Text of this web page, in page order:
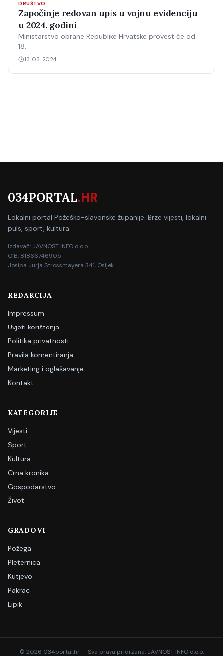
DRUŠTVO
Započinje redovan upis u vojnu evidenciju
u 2024. godini
Ministarstvo obrane Republike Hrvatske provest će od
18.
13. 03. 2024.
034PORTAL.HR
Lokalni portal Požeško-slavonske županije. Brze vijesti, lokalni
puls, sport, kultura.
Izdavač: JAVNOST INFO d.o.o.
OIB: 81866746905
Josipa Jurja Strossmayera 341, Osijek
REDAKCIJA
Impressum
Uvjeti korištenja
Politika privatnosti
Pravila komentiranja
Marketing i oglašavanje
Kontakt
KATEGORIJE
Vijesti
Sport
Kultura
Crna kronika
Gospodarstvo
Život
GRADOVI
Požega
Pleternica
Kutjevo
Pakrac
Lipik
© 2026 034portal.hr — Sva prava pridržana. JAVNOST INFO d.o.o.